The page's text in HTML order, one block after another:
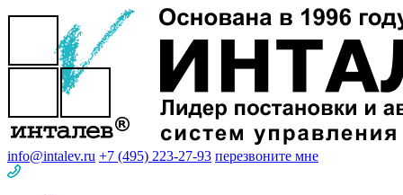
info@intalev.ru +7 (495) 223-27-93 перезвоните мне